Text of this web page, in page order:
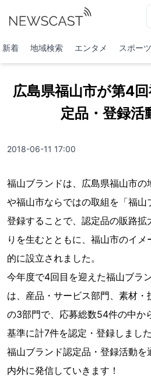
新着 地域検索 エンタメ スポーツ
広島県福山市が第4
定品・登録活
2018-06-11 17:00
福山ブランドは、広島県福山市の
や福山市ならではの取組を「福山
登録することで、認定品の販路
りを生むとともに、福山市のイメ
的に設立されました。
今年度で4回目を迎えた福山ブラ
は、産品・サービス部門、素材
の3部門で、応募総数54件の中か
基準に計7件を認定・登録しました
福山ブランド認定品・登録活動
内外に発信していきます！